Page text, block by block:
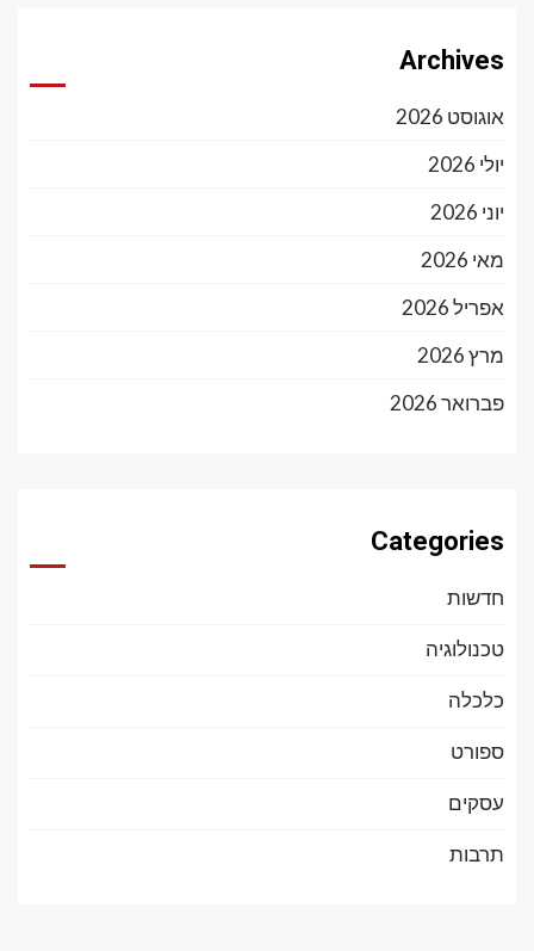
Archives
אוגוסט 2026
יולי 2026
יוני 2026
מאי 2026
אפריל 2026
מרץ 2026
פברואר 2026
Categories
חדשות
טכנולוגיה
כלכלה
ספורט
עסקים
תרבות